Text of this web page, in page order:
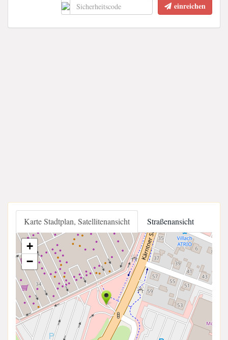
einreichen
Karte Stadtplan, Satellitenansicht Straßenansicht
+
−